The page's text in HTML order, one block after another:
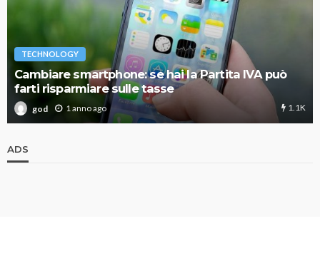
TECHNOLOGY
Cambiare smartphone: se hai la Partita IVA può
farti risparmiare sulle tasse
god 1 anno ago 1.1K
ADS